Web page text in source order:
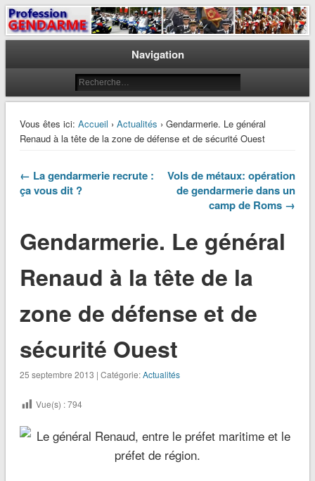
Profession Gendarme
Le journal des gendarmes
Navigation
Vous êtes ici: Accueil › Actualités › Gendarmerie. Le général
Renaud à la tête de la zone de défense et de sécurité Ouest
← La gendarmerie recrute :
ça vous dit ?
Vols de métaux: opération
de gendarmerie dans un
camp de Roms →
Gendarmerie. Le général
Renaud à la tête de la
zone de défense et de
sécurité Ouest
25 septembre 2013 | Catégorie:Actualités
Vue(s) :794